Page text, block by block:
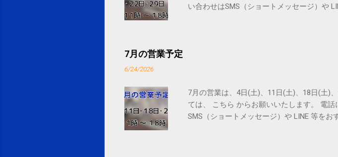
い合わせはSMS（ショートメッセージ）や
7月の営業予定
6/24/2026
7月の営業は、4日(土)、11日(土)、18日(土)
ては、 こちら からお願いいたします。 電
SMS（ショートメッセージ）や LINE 等をお